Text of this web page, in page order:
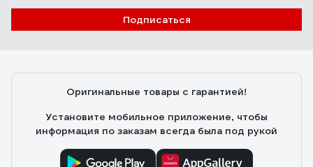
Подписаться
Оригинальные товары с гарантией!
Установите мобильное приложение, чтобы
информация по заказам всегда была под рукой